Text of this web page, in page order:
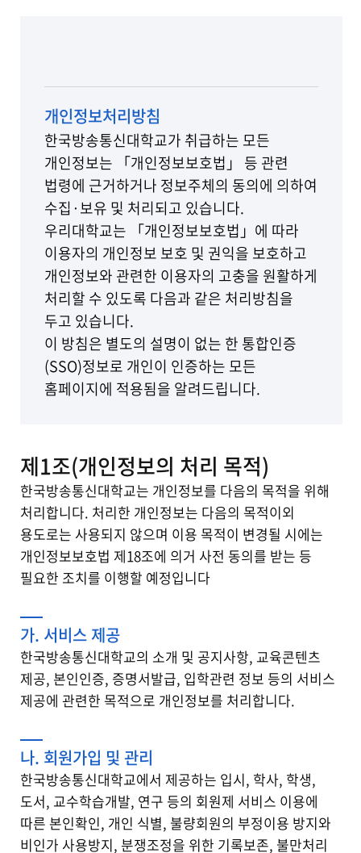
개인정보처리방침
한국방송통신대학교가 취급하는 모든
개인정보는 「개인정보보호법」 등 관련
법령에 근거하거나 정보주체의 동의에 의하여
수집·보유 및 처리되고 있습니다.
우리대학교는 「개인정보보호법」에 따라
이용자의 개인정보 보호 및 권익을 보호하고
개인정보와 관련한 이용자의 고충을 원활하게
처리할 수 있도록 다음과 같은 처리방침을
두고 있습니다.
이 방침은 별도의 설명이 없는 한 통합인증
(SSO)정보로 개인이 인증하는 모든
홈페이지에 적용됨을 알려드립니다.
제1조(개인정보의 처리 목적)
한국방송통신대학교는 개인정보를 다음의 목적을 위해
처리합니다. 처리한 개인정보는 다음의 목적이외
용도로는 사용되지 않으며 이용 목적이 변경될 시에는
개인정보보호법 제18조에 의거 사전 동의를 받는 등
필요한 조치를 이행할 예정입니다
가. 서비스 제공
한국방송통신대학교의 소개 및 공지사항, 교육콘텐츠
제공, 본인인증, 증명서발급, 입학관련 정보 등의 서비스
제공에 관련한 목적으로 개인정보를 처리합니다.
나. 회원가입 및 관리
한국방송통신대학교에서 제공하는 입시, 학사, 학생,
도서, 교수학습개발, 연구 등의 회원제 서비스 이용에
따른 본인확인, 개인 식별, 불량회원의 부정이용 방지와
비인가 사용방지, 분쟁조정을 위한 기록보존, 불만처리